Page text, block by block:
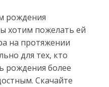
рождения
хотим пожелать ей
на протяжении
для тех, кто
рождения более
Скачайте